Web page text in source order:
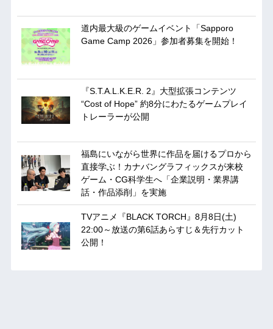
道内最大級のゲームイベント「Sapporo
Game Camp 2026」参加者募集を開始！
『S.T.A.L.K.E.R. 2』大型拡張コンテンツ
“Cost of Hope” 約8分にわたるゲームプレイ
トレーラーが公開
福島にいながら世界に作品を届けるプロから
直接学ぶ！カナバングラフィックスが来校
ゲーム・CG科学生へ「企業説明・業界講
話・作品添削」を実施
TVアニメ『BLACK TORCH』8月8日(土)
22:00～放送の第6話あらすじ＆先行カット
公開！